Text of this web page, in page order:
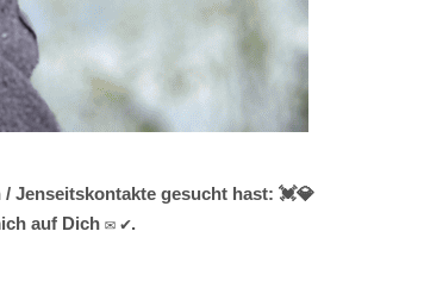
Jenseitskontakte gesucht hast: 💓️💎
auf Dich ✉ ✔.